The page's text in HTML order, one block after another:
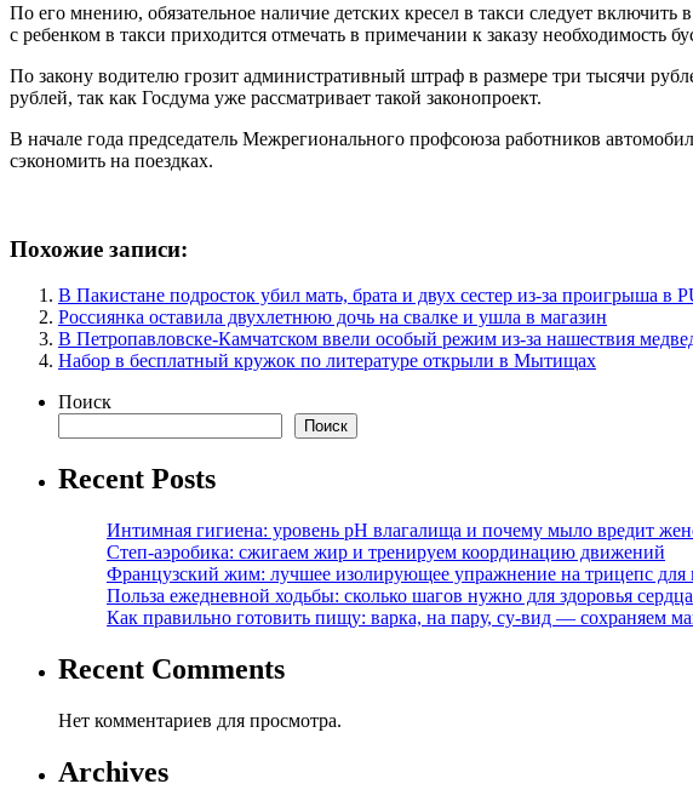
По его мнению, обязательное наличие детских кресел в такси следует
с ребенком в такси приходится отмечать в примечании к заказу необходимость
По закону водителю грозит административный штраф в размере три тысячи
рублей, так как Госдума уже рассматривает такой законопроект.
В начале года председатель Межрегионального профсоюза работников
сэкономить на поездках.
Похожие записи:
В Пакистане подросток убил мать, брата и двух сестер из-за проигрыша в
Россиянка оставила двухлетнюю дочь на свалке и ушла в магазин
В Петропавловске-Камчатском ввели особый режим из-за нашествия
Набор в бесплатный кружок по литературе открыли в Мытищах
Поиск
Поиск
Recent Posts
Интимная гигиена: уровень pH влагалища и почему мыло вредит
Степ-аэробика: сжигаем жир и тренируем координацию движений
Французский жим: лучшее изолирующее упражнение на трицепс
Польза ежедневной ходьбы: сколько шагов нужно для здоровья сердца
Как правильно готовить пищу: варка, на пару, су-вид — сохраняем
Recent Comments
Нет комментариев для просмотра.
Archives